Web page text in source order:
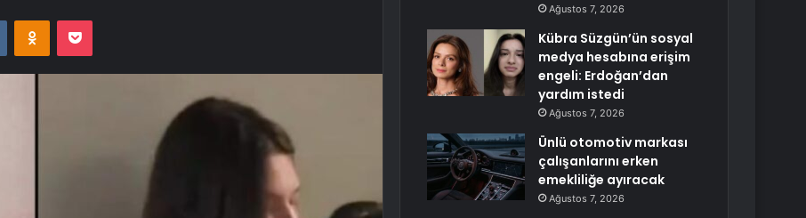
VKontakteOdnoklassniki
Pocket
Ağustos 7, 2026
Kübra Süzgün’ün sosyal
medya hesabına erişim
engeli: Erdoğan’dan
yardım istedi
Ağustos 7, 2026
Ünlü otomotiv markası
çalışanlarını erken
emekliliğe ayıracak
Ağustos 7, 2026